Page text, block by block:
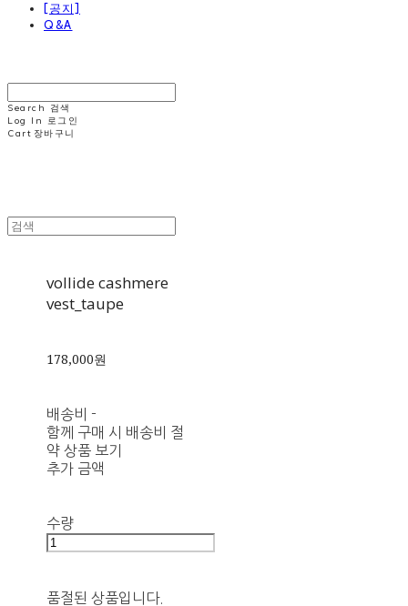
[공지]
Q&A
Search
검색
Log In
로그인
Cart 장바구니
vollide cashmere
vest_taupe
178,000원
배송비 -
함께 구매 시 배송비 절
약 상품 보기
추가 금액
수량
품절된 상품입니다.